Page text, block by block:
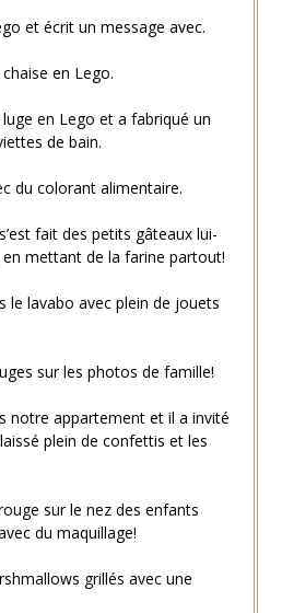
et écrit un message avec.
en Lego.
en Lego et a fabriqué un
de bain.
du colorant alimentaire.
fait des petits gâteaux lui-
mettant de la farine partout!
le lavabo avec plein de jouets
sur les photos de famille!
notre appartement et il a invité
plein de confettis et les
sur le nez des enfants
du maquillage!
grillés avec une